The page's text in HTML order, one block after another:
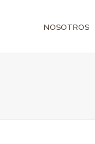
NOSOTROS